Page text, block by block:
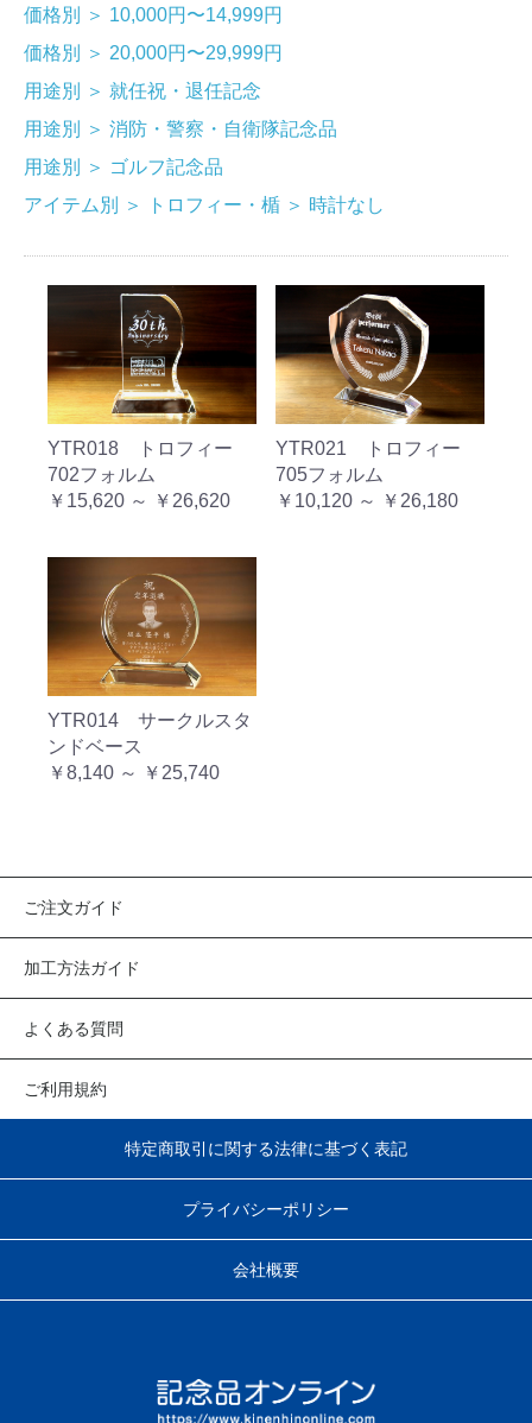
価格別
＞ 10,000円〜14,999円
価格別
＞ 20,000円〜29,999円
用途別
＞ 就任祝・退任記念
用途別
＞ 消防・警察・自衛隊記念品
用途別
＞ ゴルフ記念品
アイテム別
＞ トロフィー・楯 ＞ 時計なし
YTR018 トロフィー
702フォルム
￥15,620 ～ ￥26,620
YTR021 トロフィー
705フォルム
￥10,120 ～ ￥26,180
YTR014 サークルスタ
ンドベース
￥8,140 ～ ￥25,740
ご注文ガイド
加工方法ガイド
よくある質問
ご利用規約
特定商取引に関する法律に基づく表記
プライバシーポリシー
会社概要